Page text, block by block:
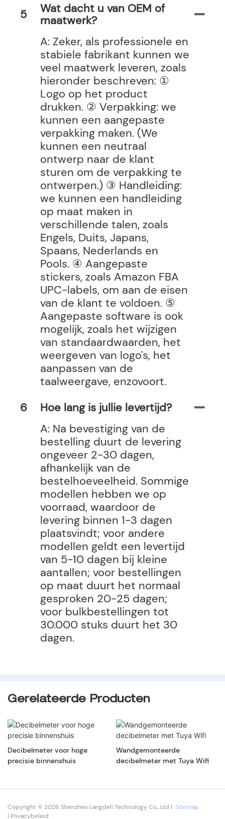
5
Wat dacht u van OEM of
maatwerk?
A: Zeker, als professionele en
stabiele fabrikant kunnen we
veel maatwerk leveren, zoals
hieronder beschreven: ①
Logo op het product
drukken. ② Verpakking: we
kunnen een aangepaste
verpakking maken. (We
kunnen een neutraal
ontwerp naar de klant
sturen om de verpakking te
ontwerpen.) ③ Handleiding:
we kunnen een handleiding
op maat maken in
verschillende talen, zoals
Engels, Duits, Japans,
Spaans, Nederlands en
Pools. ④ Aangepaste
stickers, zoals Amazon FBA
UPC-labels, om aan de eisen
van de klant te voldoen. ⑤
Aangepaste software is ook
mogelijk, zoals het wijzigen
van standaardwaarden, het
weergeven van logo's, het
aanpassen van de
taalweergave, enzovoort.
6
Hoe lang is jullie levertijd?
A: Na bevestiging van de
bestelling duurt de levering
ongeveer 2-30 dagen,
afhankelijk van de
bestelhoeveelheid. Sommige
modellen hebben we op
voorraad, waardoor de
levering binnen 1-3 dagen
plaatsvindt; voor andere
modellen geldt een levertijd
van 5-10 dagen bij kleine
aantallen; voor bestellingen
op maat duurt het normaal
gesproken 20-25 dagen;
voor bulkbestellingen tot
30.000 stuks duurt het 30
dagen.
Gerelateerde Producten
Decibelmeter voor hoge
precisie binnenshuis
Wandgemonteerde
decibelmeter met Tuya Wifi
Copyright © 2026 Shenzhen Langdeli Technology Co., Ltd | Sitemap
| Privacybeleid